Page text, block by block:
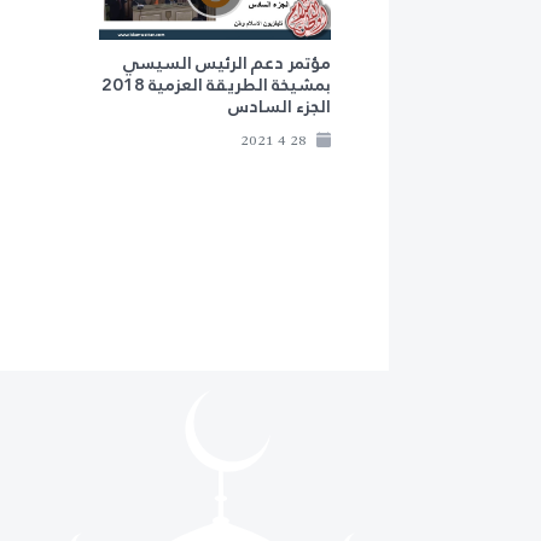
مؤتمر دعم الرئيس السيسي
بمشيخة الطريقة العزمية 2018
الجزء السادس